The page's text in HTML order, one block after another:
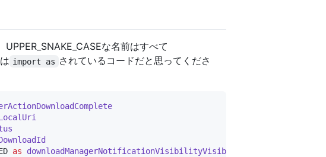
な名前はすべて
import as されているコードだと思ってくださ
as
downloadManagerNotificationVisibilityVisibleNotifyCompleted